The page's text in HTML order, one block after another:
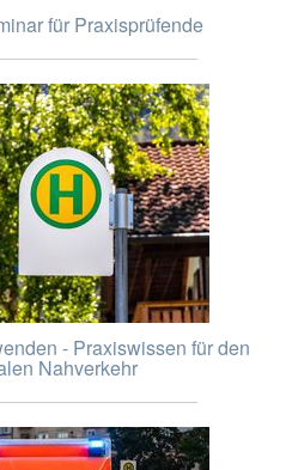
für Praxisprüfende
- Praxiswissen für den
Nahverkehr